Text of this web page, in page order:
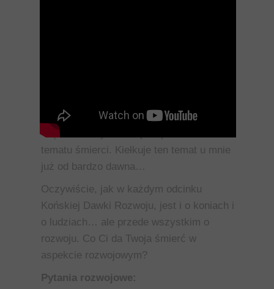
Dzisiejszy odcinek ukazuje się w Wielki
Piątek i zdobywam się na poruszenie
tematu śmierci. Kiełkuje ten temat u mnie
już od bardzo dawna…
Oczywiście, jak w każdym odcinku
Końskiej Dawki Rozwoju, jest i o koniach i
o ludziach… ale przede wszystkim o
rozwoju. Co Ci da Twoja śmierć w
aspekcie rozwojowym?
Pytania rozwojowe: